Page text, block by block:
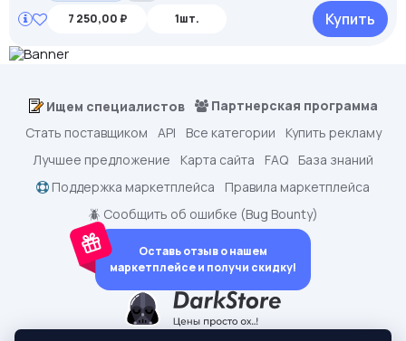
7 250,00 ₽ 1шт. Купить
dark.shopping - Маркетплейс аккаунтов
Ищем специалистов
Партнерская программа
Стать поставщиком
API Все категории
Купить рекламу
Лучшее предложение
Карта сайта FAQ
База знаний
Поддержка маркетплейса
Правила маркетплейса
🪲 Сообщить об ошибке (Bug Bounty)
Оставь отзыв о нашем
маркетплейсе и получи скидку!